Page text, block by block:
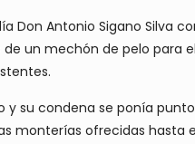
Don Antonio Sigano Silva
un mechón de pelo para
y su condena se ponía
monterías ofrecidas hasta